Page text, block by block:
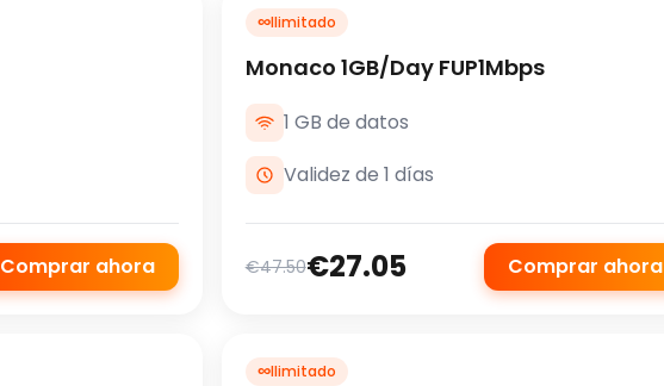
Comprar ahora
∞Ilimitado
Monaco 1GB/Day FUP1Mbps
1 GB de datos
Validez de 1 días
€47.50€27.05 Comprar ahora
∞Ilimitado